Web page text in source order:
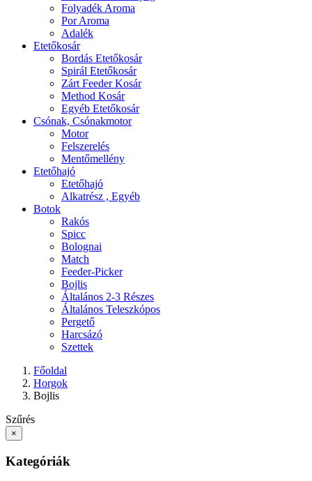
Folyadék Aroma
Por Aroma
Adalék
Etetőkosár
Bordás Etetőkosár
Spirál Etetőkosár
Zárt Feeder Kosár
Method Kosár
Egyéb Etetőkosár
Csónak, Csónakmotor
Motor
Felszerelés
Mentőmellény
Etetőhajó
Etetőhajó
Alkatrész , Egyéb
Botok
Rakós
Spicc
Bolognai
Match
Feeder-Picker
Bojlis
Általános 2-3 Részes
Általános Teleszkópos
Pergető
Harcsázó
Szettek
Főoldal
Horgok
Bojlis
Szűrés
×
Kategóriák